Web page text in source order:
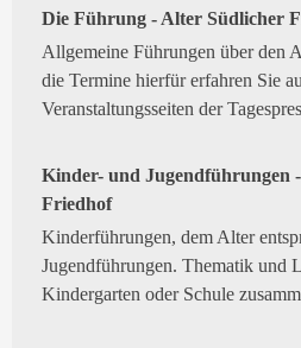
Die Führung - Alter Südlicher
Allgemeine Führungen über den
die Termine hierfür erfahren Sie
Veranstaltungsseiten der
Kinder- und Jugendführungen
Friedhof
Kinderführungen, dem Alter
Jugendführungen. Thematik und
Kindergarten oder Schule